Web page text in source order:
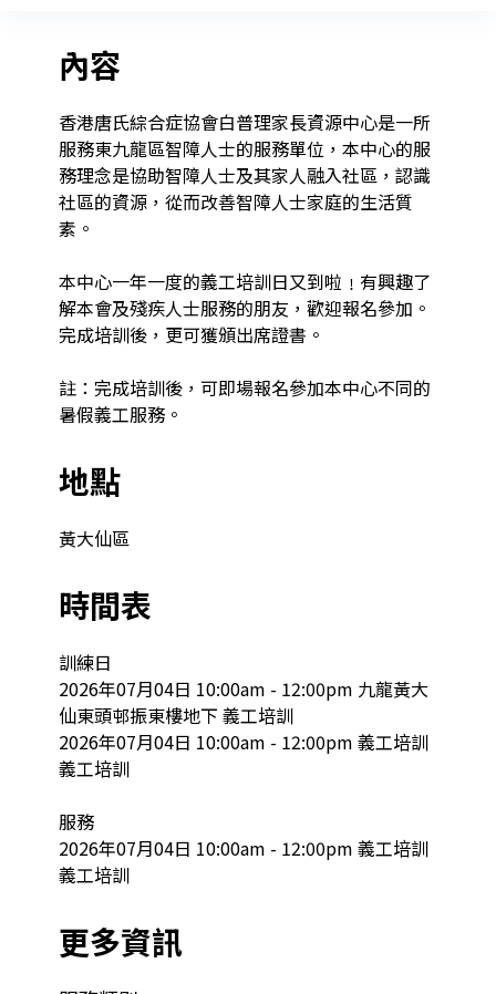
內容
香港唐氏綜合症協會白普理家長資源中心是一所
服務東九龍區智障人士的服務單位，本中心的服
務理念是協助智障人士及其家人融入社區，認識
社區的資源，從而改善智障人士家庭的生活質
素。
本中心一年一度的義工培訓日又到啦﹗有興趣了
解本會及殘疾人士服務的朋友，歡迎報名參加。
完成培訓後，更可獲頒出席證書。
註：完成培訓後，可即場報名參加本中心不同的
地點
黃大仙區
時間表
訓練日
2026年07月04日 10:00am - 12:00pm 九龍黃大
仙東頭邨振東樓地下 義工培訓
2026年07月04日 10:00am - 12:00pm 義工培訓
義工培訓
服務
2026年07月04日 10:00am - 12:00pm 義工培訓
義工培訓
更多資訊